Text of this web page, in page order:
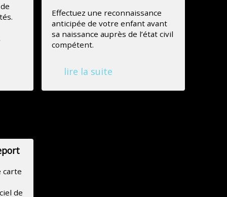
Effectuez une reconnaissance
anticipée de votre enfant avant
sa naissance auprès de l’état civil
compétent.
lire la suite
carte
de